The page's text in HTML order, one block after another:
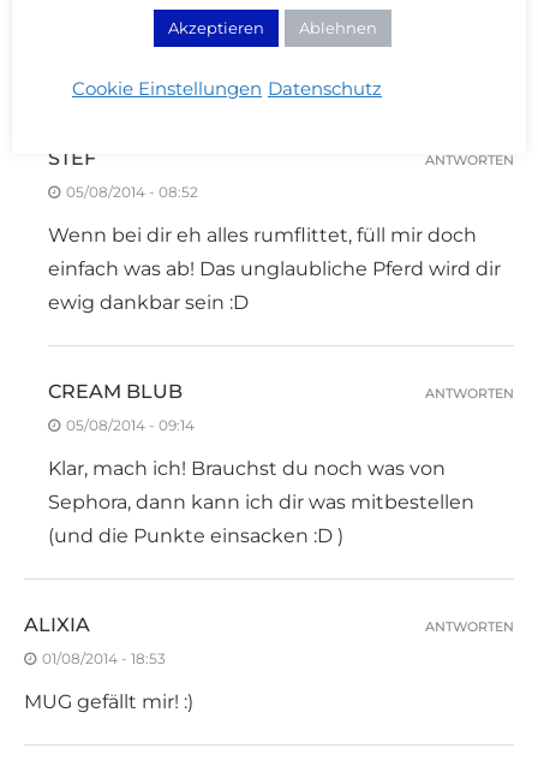
Liquid Gold sieht an deinen Augen bestimmt
STEF
05/08/2014 - 08:52
Wenn bei dir eh alles rumflittet, füll mir doch
einfach was ab! Das unglaubliche Pferd wird dir
ewig dankbar sein :D
ANTWORTEN
CREAM BLUB
05/08/2014 - 09:14
Klar, mach ich! Brauchst du noch was von
Sephora, dann kann ich dir was mitbestellen
(und die Punkte einsacken :D )
ANTWORTEN
ALIXIA
01/08/2014 - 18:53
MUG gefällt mir! :)
ANTWORTEN
Akzeptieren Ablehnen
Cookie Einstellungen Datenschutz